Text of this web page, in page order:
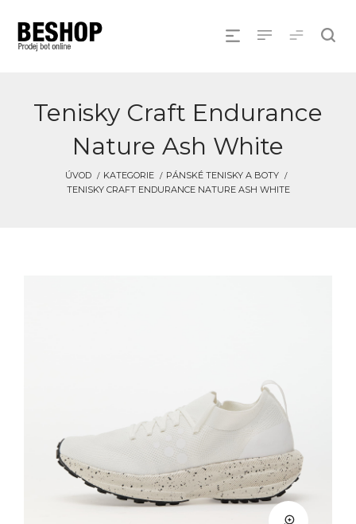
Tenisky Craft Endurance
Nature Ash White
ÚVOD KATEGORIE
PÁNSKÉ TENISKY A BOTY
TENISKY CRAFT ENDURANCE NATURE ASH WHITE